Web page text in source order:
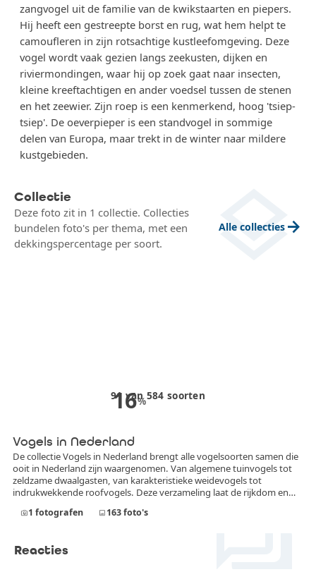
zangvogel uit de familie van de kwikstaarten en piepers.
Hij heeft een gestreepte borst en rug, wat hem helpt te
camoufleren in zijn rotsachtige kustleefomgeving. Deze
vogel wordt vaak gezien langs zeekusten, dijken en
riviermondingen, waar hij op zoek gaat naar insecten,
kleine kreeftachtigen en ander voedsel tussen de stenen
en het zeewier. Zijn roep is een kenmerkend, hoog 'tsiep-
tsiep'. De oeverpieper is een standvogel in sommige
delen van Europa, maar trekt in de winter naar mildere
kustgebieden.
layers
Collectie
Deze foto zit in 1 collectie. Collecties
bundelen foto's per thema, met een
dekkingspercentage per soort.
Alle collecties arrow_forward
16%
91 van584 soorten
Vogels in Nederland
De collectie Vogels in Nederland brengt alle vogelsoorten samen die
ooit in Nederland zijn waargenomen. Van algemene tuinvogels tot
zeldzame dwaalgasten, van karakteristieke weidevogels tot
indrukwekkende roofvogels. Deze verzameling laat de rijkdom en
worden uitsluitend foto’s opgenomen die daadwerkelijk in
standvogel, broedvogel, doortrekker, wintergast of incidentele
photo_camera1 fotografen image 163foto's
Reacties